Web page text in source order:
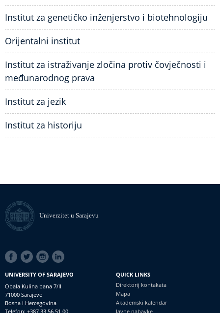
Institut za genetičko inženjerstvo i biotehnologiju
Orijentalni institut
Institut za istraživanje zločina protiv čovječnosti i
međunarodnog prava
Institut za jezik
Institut za historiju
Univerzitet u Sarajevu
SOCIAL
LINKS
UNIVERSITY OF SARAJEVO
Obala Kulina bana 7/II
71000 Sarajevo
Bosna i Hercegovina
Telefon: +387 33 56 51 00
QUICK LINKS
Direktorij kontakata
Mapa
Akademski kalendar
Javne nabavke